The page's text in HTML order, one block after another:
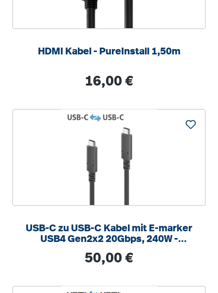
HDMI Kabel - PureInstall 1,50m
Regulärer Preis:
16,00 €
USB-C zu USB-C Kabel mit E-marker
USB4 Gen2x2 20Gbps, 240W -
Regulärer Preis:
50,00 €